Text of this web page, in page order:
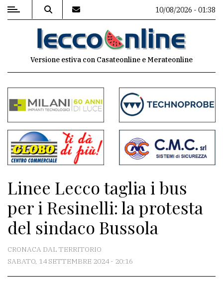
MENU
commenti
Contenuti
del
sito
Meteo
CONTATTI
La
redazione
10/08/2026 - 01:38
Versione estiva con Casateonline e Merateonline
Linee Lecco taglia i bus
per i Resinelli: la protesta
del sindaco Bussola
CRONACA DAL TERRITORIO
SABATO, 14 SETTEMBRE 2024 - 20:16